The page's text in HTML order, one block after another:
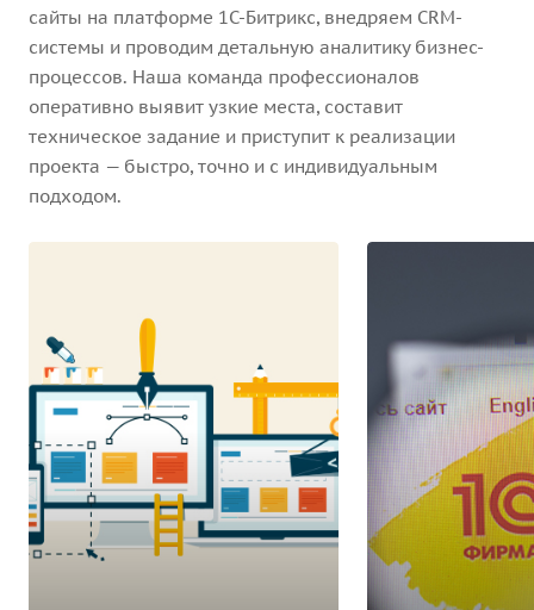
сайты на платформе 1С-Битрикс, внедряем CRM-
системы и проводим детальную аналитику бизнес-
процессов. Наша команда профессионалов
оперативно выявит узкие места, составит
техническое задание и приступит к реализации
проекта — быстро, точно и с индивидуальным
подходом.